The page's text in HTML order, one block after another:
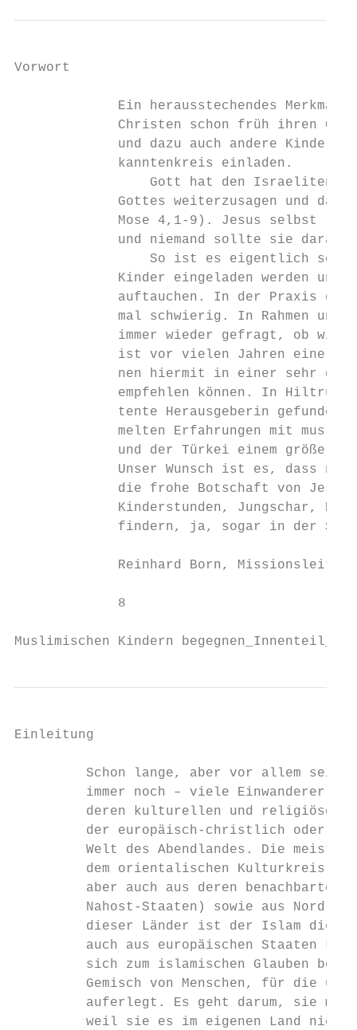
Vorwort
Ein herausstechendes Merkmal
Christen schon früh ihren
und dazu auch andere Kinder
             kanntenkreis einladen.
Gott hat den Israeliten
Gottes weiterzusagen und
Mose 4,1-9). Jesus selbst
und niemand sollte sie daran
So ist es eigentlich
Kinder eingeladen werden und
auftauchen. In der Praxis
mal schwierig. In Rahmen
immer wieder gefragt, ob wir
ist vor vielen Jahren eine
nen hiermit in einer sehr
empfehlen können. In Hiltrud
tente Herausgeberin
melten Erfahrungen mit
und der Türkei einem
Unser Wunsch ist es, dass
die frohe Botschaft von
Kinderstunden, Jungschar,
findern, ja, sogar in der
Reinhard Born, Missionsleiter
             8
Muslimischen Kindern
Einleitung
Schon lange, aber vor allem seit
immer noch – viele Einwanderer in
deren kulturellen und religiösen
der europäisch-christlich oder
Welt des Abendlandes. Die meisten
dem orientalischen Kulturkreis
aber auch aus deren benachbarten
Nahost-Staaten) sowie aus Nord-
dieser Länder ist der Islam die
auch aus europäischen Staaten
sich zum islamischen Glauben
Gemisch von Menschen, für die uns
auferlegt. Es geht darum, sie mit
weil sie es im eigenen Land nicht